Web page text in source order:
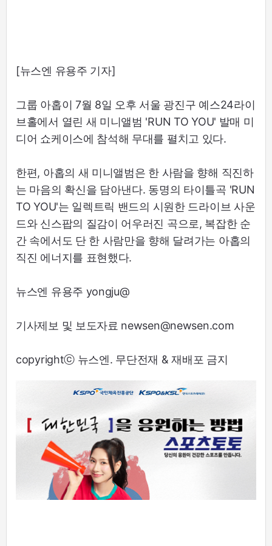
[뉴스엔 유용주 기자]
그룹 아홉이 7월 8일 오후 서울 광진구 예스24라이
브홀에서 열린 새 미니앨범 'RUN TO YOU' 발매 미
디어 쇼케이스에 참석해 무대를 펼치고 있다.
한편, 아홉의 새 미니앨범은 한 사람을 향해 직진하
는 마음의 확신을 담아낸다. 동명의 타이틀곡 'RUN
TO YOU'는 일렉트릭 밴드의 시원한 드라이브 사운
드와 신스팝의 질감이 어우러진 곡으로, 복잡한 순
간 속에서도 단 한 사람만을 향해 달려가는 아홉의
직진 에너지를 표현했다.
뉴스엔 유용주 yongju@
기사제보 및 보도자료 newsen@newsen.com
copyrightⓒ 뉴스엔. 무단전재 & 재배포 금지